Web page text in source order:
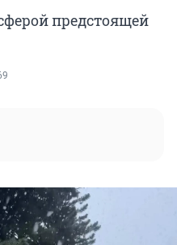
предстоящей